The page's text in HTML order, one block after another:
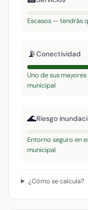
Escasos — tendrás
📡Conectividad
Uno de sus
municipal
🌊Riesgo
Entorno seguro en
municipal
¿Cómo se calcula?